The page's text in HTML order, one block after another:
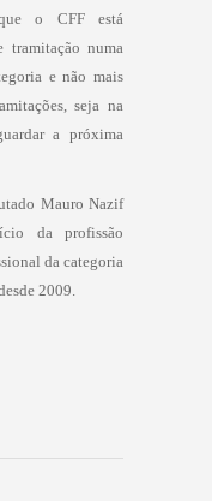
o CFF está
tramitação numa
e não mais
seja na
a próxima
Mauro Nazif
da profissão
da categoria
2009.